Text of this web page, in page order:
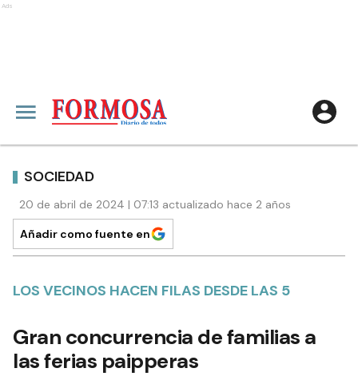
Ads
SOCIEDAD
20 de abril de 2024 | 07:13 actualizado hace 2 años
Añadir como fuente en
LOS VECINOS HACEN FILAS DESDE LAS 5
Gran concurrencia de familias a
las ferias paipperas